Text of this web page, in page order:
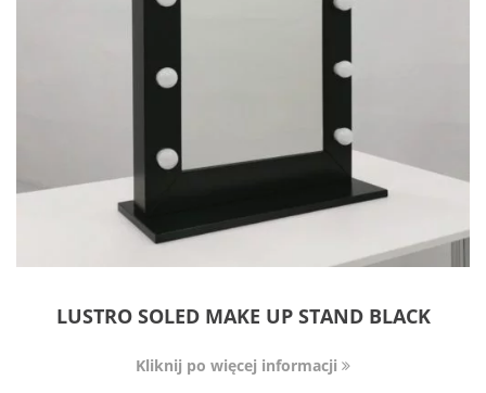
LUSTRO SOLED MAKE UP STAND BLACK
Kliknij po więcej informacji